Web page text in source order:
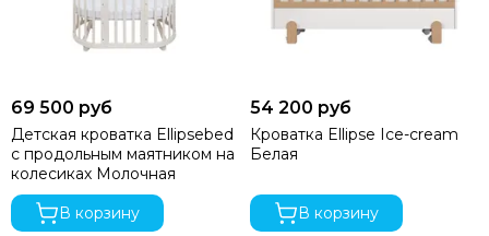
69 500 руб
Детская кроватка Ellipsebed
с продольным маятником на
колесиках Молочная
В корзину
54 200 руб
Кроватка Ellipse Ice-cream
Белая
В корзину